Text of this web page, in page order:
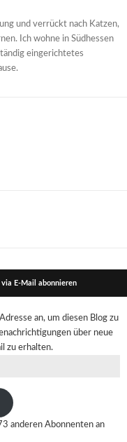
und verrückt nach Katzen,
Ich wohne in Südhessen
eingerichtetes
via E-Mail abonnieren
an, um diesen Blog zu
über neue
zu erhalten.
anderen Abonnenten an